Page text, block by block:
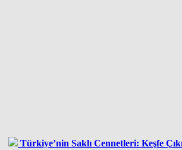
Türkiye’nin Saklı Cennetleri: Keşfe